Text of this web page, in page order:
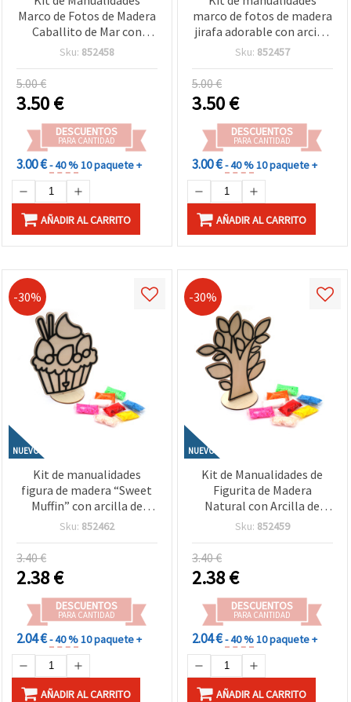
Marco de Fotos de Madera
Caballito de Mar con
Arcilla de Modelado de
Adhesivos – Ideal para
Niños, Manualidades
Creativas y Decoración DIY
Sku: 852458
5.00 €
3.50€
DESCUENTOS
PARA CANTIDAD
3.00 €- 40 %10 paquete +
AÑADIR AL CARRITO
marco de fotos de madera
jirafa adorable con arcilla
de modelado de secado al
manualidades infantiles,
DIY y decoración creativa
Sku: 852457
5.00 €
3.50€
DESCUENTOS
PARA CANTIDAD
3.00 €- 40 %10 paquete +
AÑADIR AL CARRITO
-30%
NUEVO
Kit de manualidades
figura de madera “Sweet
Muffin” con arcilla de
modelar de secado al aire
creatividad, DIY y
decoración
Sku: 852462
3.40 €
2.38€
DESCUENTOS
PARA CANTIDAD
2.04 €- 40 %10 paquete +
AÑADIR AL CARRITO
-30%
NUEVO
Kit de Manualidades de
Figurita de Madera
Natural con Arcilla de
Modelar de Secado al Aire
Manualidades Creativas y
Decoración DIY
Sku: 852459
3.40 €
2.38€
DESCUENTOS
PARA CANTIDAD
2.04 €- 40 %10 paquete +
AÑADIR AL CARRITO